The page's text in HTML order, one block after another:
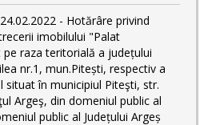
- Hotărâre privind
imobilului "Palat
raza teritorială a județului
nr.1, mun.Pitești, respectiv a
situat în municipiul Piteşti, str.
Argeş, din domeniul public al
public al Județului Argeș